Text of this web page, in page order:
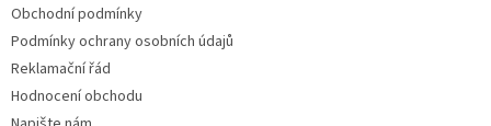
Obchodní podmínky
Podmínky ochrany osobních údajů
Reklamační řád
Hodnocení obchodu